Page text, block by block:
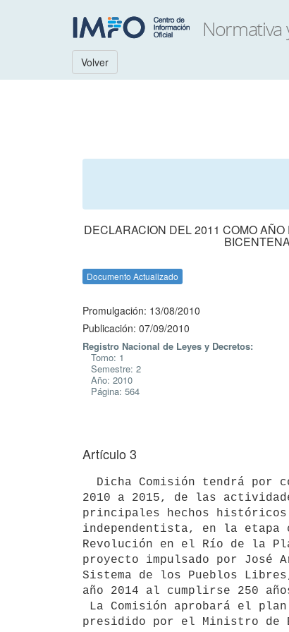
Volver
DECLARACION DEL 2011 COMO
Documento Actualizado
Promulgación: 13/08/2010
Publicación: 07/09/2010
Registro Nacional de Leyes y Decretos:
Tomo: 1
Semestre: 2
Año: 2010
Página: 564
Artículo 3
2010 a 2015, de las
principales hechos
independentista, en la etapa
Revolución en el Río de la
proyecto impulsado por
Sistema de los Pueblos
año 2014 al cumplirse 250
presidido por el Ministro de